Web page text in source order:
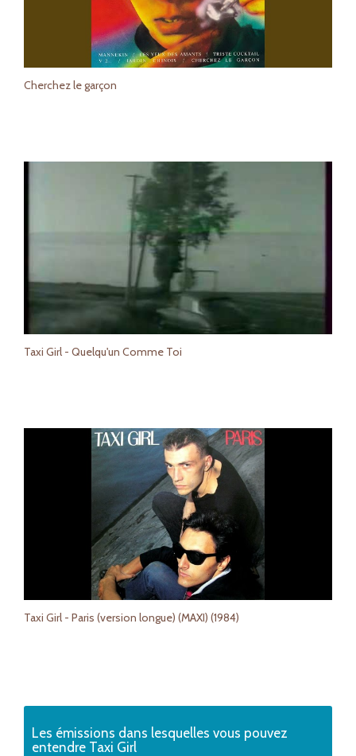
Cherchez le garçon
Taxi Girl - Quelqu'un Comme Toi
Taxi Girl - Paris (version longue) (MAXI) (1984)
Les émissions dans lesquelles vous pouvez
entendre Taxi Girl